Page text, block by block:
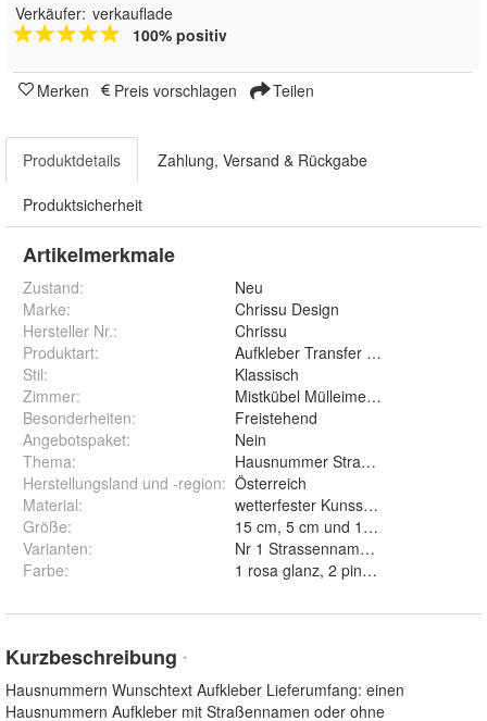
Verkäufer: verkauflade
100% positiv
Merken Preis vorschlagen Teilen
Produktdetails Zahlung, Versand & Rückgabe
Produktsicherheit
Artikelmerkmale
Zustand:
Neu
Marke:
Chrissu Design
Hersteller Nr.:
Chrissu
Produktart:
Aufkleber Transfer Abziebild
Stil:
Klassisch
Zimmer:
Mistkübel Mülleimer Haustüre
Besonderheiten:
Freistehend
Angebotspaket:
Nein
Thema:
Hausnummer Strassennemen
Herstellungsland und -region: Österreich
Material:
wetterfester Kunsstoff
Größe:
15 cm, 5 cm und 10 cm
Varianten:
Farbe:
Kurzbeschreibung *
Hausnummern Wunschtext Aufkleber Lieferumfang: einen
Hausnummern Aufkleber mit Straßennamen oder ohne